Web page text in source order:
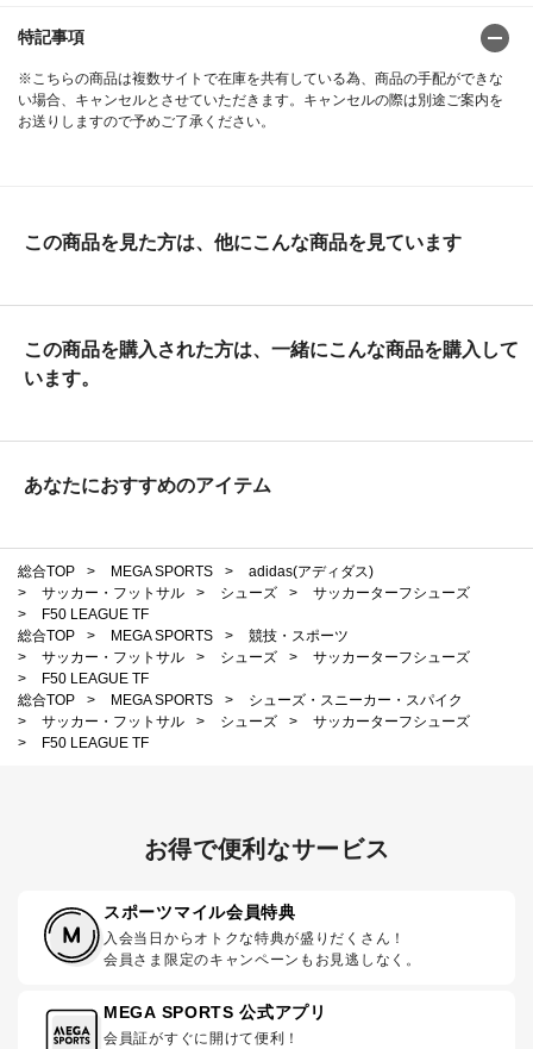
特記事項
※こちらの商品は複数サイトで在庫を共有している為、商品の手配ができな
い場合、キャンセルとさせていただきます。キャンセルの際は別途ご案内を
お送りしますので予めご了承ください。
この商品を見た方は、他にこんな商品を見ています
この商品を購入された方は、一緒にこんな商品を購入して
います。
あなたにおすすめのアイテム
総合TOP > MEGA SPORTS >
adidas(アディダス)
>
サッカー・フットサル > シューズ >
サッカーターフシューズ
>
F50 LEAGUE TF
総合TOP
> MEGA SPORTS >
競技・スポーツ
>
サッカー・フットサル > シューズ >
サッカーターフシューズ
>
F50 LEAGUE TF
総合TOP
> MEGA SPORTS >
シューズ・スニーカー・スパイク
>
サッカー・フットサル > シューズ >
サッカーターフシューズ
>
F50 LEAGUE TF
お得で便利なサービス
スポーツマイル会員特典
入会当日からオトクな特典が盛りだくさん！
会員さま限定のキャンペーンもお見逃しなく。
MEGA SPORTS 公式アプリ
会員証がすぐに開けて便利！